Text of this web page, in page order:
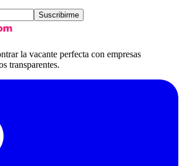
Suscribirme
la vacante perfecta con empresas
transparentes.